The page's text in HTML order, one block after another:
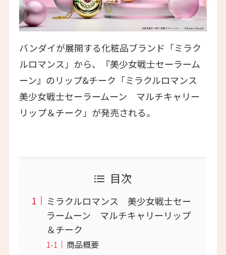
バンダイが展開する化粧品ブランド「ミラク
ルロマンス」から、『美少女戦士セーラーム
ーン』のリップ&チーク「ミラクルロマンス
美少女戦士セーラームーン マルチキャリー
リップ＆チーク」が発売される。
目次
ミラクルロマンス 美少女戦士セー
ラームーン マルチキャリーリップ
＆チーク
商品概要